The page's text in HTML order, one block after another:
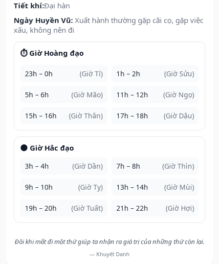
Tiết khí:Đại hàn
Ngày Huyền Vũ: Xuất hành thường gặp cãi cọ, gặp việc
xấu, không nên đi
⏱️ Giờ Hoàng đạo
23h – 0h (Giờ Tí) 1h – 2h (Giờ Sửu)
5h – 6h (Giờ Mão) 11h – 12h (Giờ Ngọ)
15h – 16h (Giờ Thân) 17h – 18h (Giờ Dậu)
🌑 Giờ Hắc đạo
3h – 4h (Giờ Dần) 7h – 8h (Giờ Thìn)
9h – 10h (Giờ Tỵ) 13h – 14h (Giờ Mùi)
19h – 20h (Giờ Tuất) 21h – 22h (Giờ Hợi)
Đôi khi mất đi một thứ giúp ta nhận ra giá trị của những thứ còn lại.
— Khuyết Danh